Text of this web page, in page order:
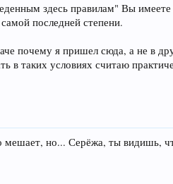
здесь правилам" Вы
последней степени.
почему я пришел сюда, а не в
в таких условиях считаю
но... Серёжа, ты видишь,